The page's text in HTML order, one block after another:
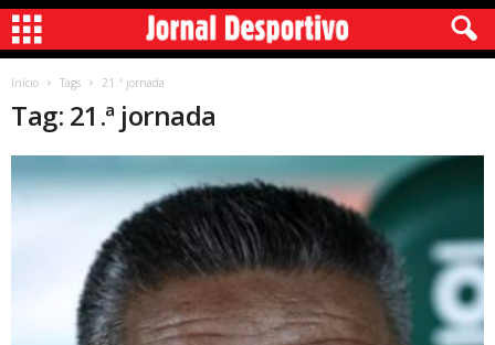
Início Tags 21.ª jornada
Tag: 21.ª jornada